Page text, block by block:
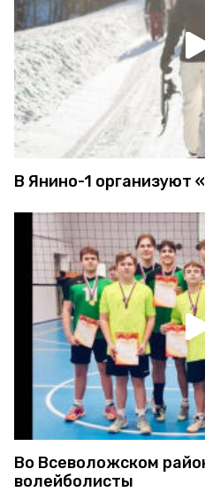
В Янино-1
Во Всеволожском
волейболисты